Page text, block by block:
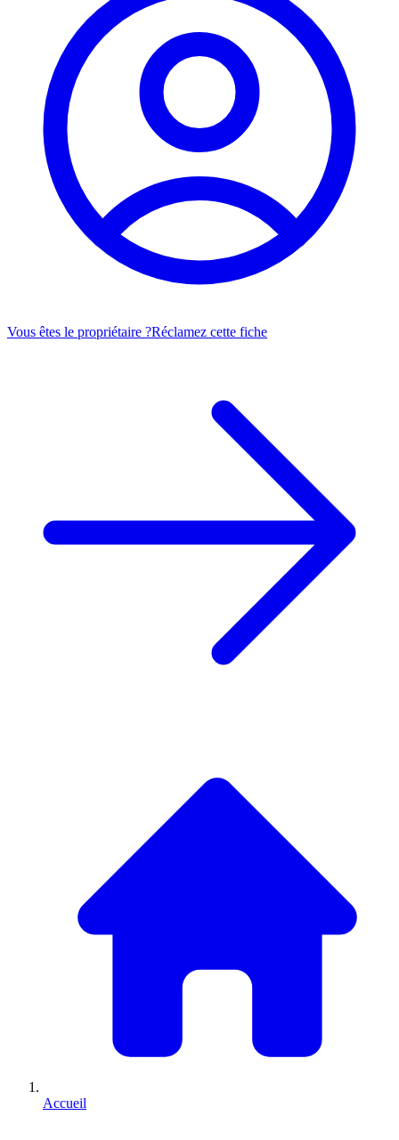
Vous êtes le propriétaire ?Réclamez cette fiche
Accueil